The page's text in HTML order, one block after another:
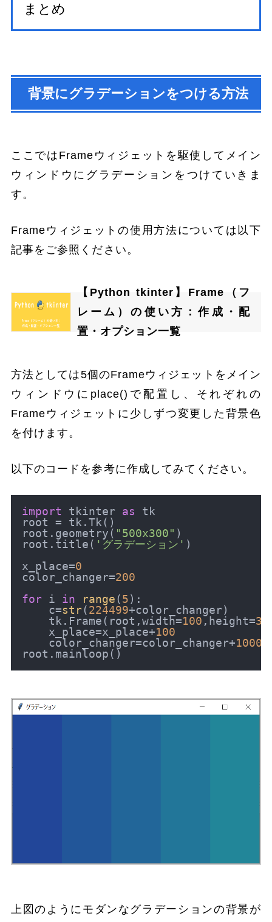
まとめ
背景にグラデーションをつける方法
ここではFrameウィジェットを駆使してメイン
ウィンドウにグラデーションをつけていきま
す。
Frameウィジェットの使用方法については以下
記事をご参照ください。
【Python tkinter】Frame（フ
レーム）の使い方：作成・配
置・オプション一覧
方法としては5個のFrameウィジェットをメイン
ウィンドウにplace()で配置し、それぞれの
Frameウィジェットに少しずつ変更した背景色
を付けます。
以下のコードを参考に作成してみてください。
import tkinter as tk
root = tk.Tk()
root.geometry( "500x300" )
root.title( 'グラデーション' )
x_place=0
color_changer=200
for i in range(5):
    c=
str(224499+color_changer)
    tk.Frame(root,width=
100,height=
    x_place=x_place+
100
    color_changer=color_changer+
1000
上図のようにモダンなグラデーションの背景が